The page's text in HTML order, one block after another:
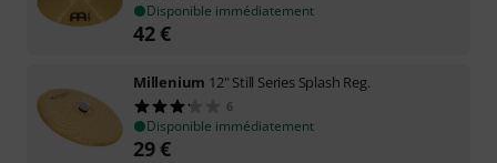
Disponible immédiatement
42€
Millenium 12" Still Series Splash Reg.
6
Disponible immédiatement
29€